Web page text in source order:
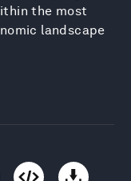
the most
landscape